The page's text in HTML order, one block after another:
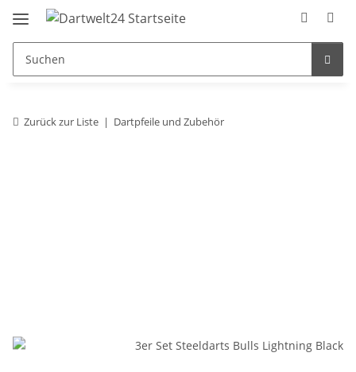
Zurück zur Liste Dartpfeile und Zubehör